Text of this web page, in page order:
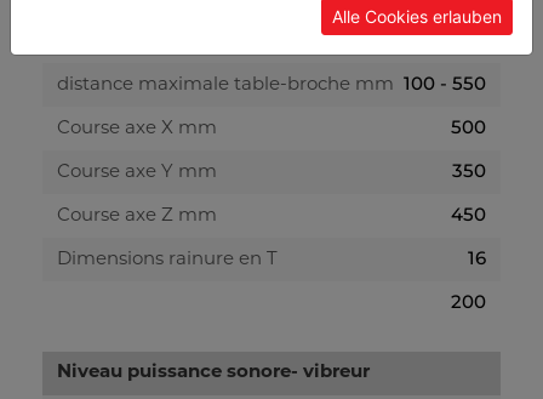
max. 10000
distance maximale table-broche mm 100 - 550
Course axe X mm 500
Course axe Y mm 350
Course axe Z mm 450
Dimensions rainure en T
16
200
Niveau puissance sonore- vibreur
Alle Cookies erlauben